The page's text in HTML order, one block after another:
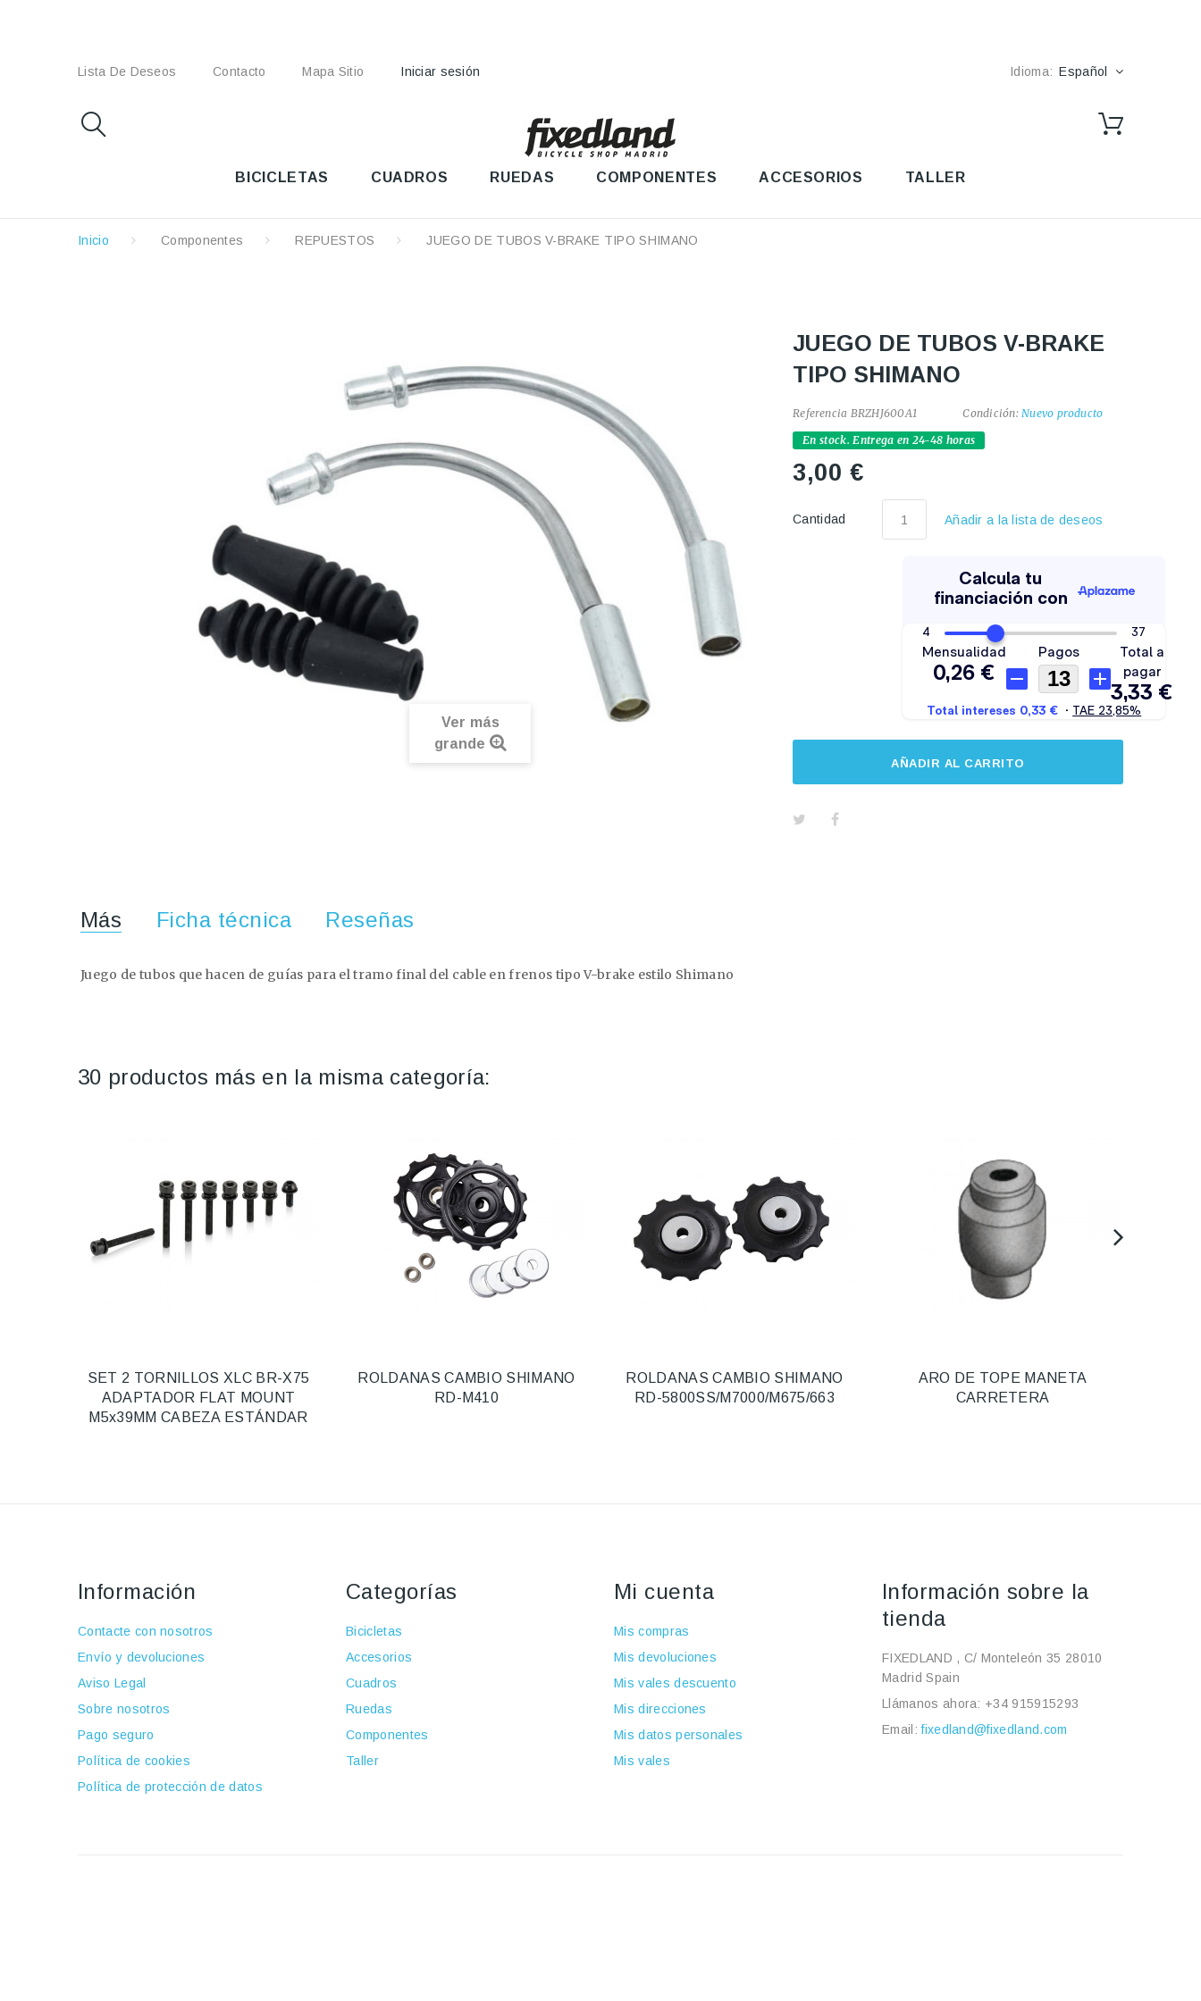
Lista De Deseos Contacto Mapa Sitio Iniciar sesión Idioma: Español
BICICLETAS CUADROS RUEDAS COMPONENTES ACCESORIOS TALLER
Inicio Componentes REPUESTOS JUEGO DE TUBOS V-BRAKE TIPO SHIMANO
Ver más
grande
JUEGO DE TUBOS V-BRAKE
TIPO SHIMANO
Referencia BRZHJ600A1 Condición: Nuevo producto
En stock. Entrega en 24-48 horas
3,00 €
Cantidad Añadir a la lista de deseos
AÑADIR AL CARRITO
Más Ficha técnica Reseñas
Juego de tubos que hacen de guías para el tramo final del cable en frenos tipo V-brake estilo Shimano
30 productos más en la misma categoría:
SET 2 TORNILLOS XLC BR-X75
ADAPTADOR FLAT MOUNT
M5x39MM CABEZA ESTÁNDAR
ROLDANAS CAMBIO SHIMANO
RD-M410
ROLDANAS CAMBIO SHIMANO
RD-5800SS/M7000/M675/663
ARO DE TOPE MANETA
CARRETERA
Información
Contacte con nosotros
Envío y devoluciones
Aviso Legal
Sobre nosotros
Pago seguro
Política de cookies
Política de protección de datos
Categorías
Bicicletas
Accesorios
Cuadros
Ruedas
Componentes
Taller
Mi cuenta
Mis compras
Mis devoluciones
Mis vales descuento
Mis direcciones
Mis datos personales
Mis vales
Información sobre la
tienda
FIXEDLAND , C/ Monteleón 35 28010
Madrid Spain
Llámanos ahora: +34 915915293
Email:fixedland@fixedland.com